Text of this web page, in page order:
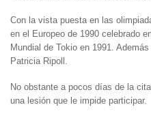
Con la vista puesta en las
en el Europeo de 1990 celebrado
Mundial de Tokio en 1991.
Patricia Ripoll.
No obstante a pocos días de la
una lesión que le impide participar.